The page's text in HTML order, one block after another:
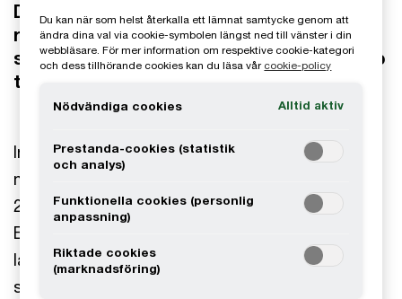
Den 30 september överlämnade
regeringen en proposition till riksdagen
som behandlar implementeringen av "stop
the clock"-direktivet i svensk lag.
Inga ändringar har skett i propositionen jämfört
med lagrådsremissen som publicerades i augusti
2025. Regeringens förslag är därmed i linje med
EU-direktivet och innebär, precis som i
lagrådsremissen, att företag i våg 2 och 3 får
skjuta upp CSRD-rapporteringen i två år. Detta
Du kan när som helst återkalla ett lämnat samtycke genom att
ändra dina val via cookie-symbolen längst ned till vänster i din
webbläsare. För mer information om respektive cookie-kategori
och dess tillhörande cookies kan du läsa vår cookie-policy
Nödvändiga cookies Alltid aktiv
Prestanda-cookies (statistik
och analys)
Funktionella cookies (personlig
anpassning)
Riktade cookies
(marknadsföring)